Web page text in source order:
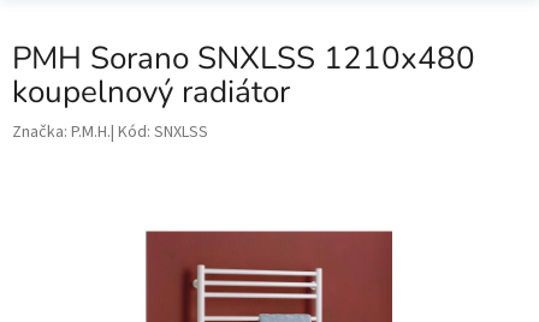
PMH Sorano SNXLSS 1210x480
koupelnový radiátor
Značka: P.M.H. Kód: SNXLSS